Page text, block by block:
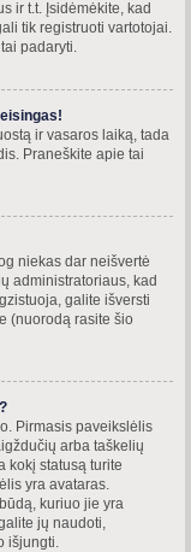
ir t.t. Įsidėmėkite, kad
tik registruoti vartotojai.
padaryti.
ir vasaros laiką, tada
Praneškite apie tai
niekas dar neišvertė
administratoriaus, kad
galite išversti
(nuorodą rasite šio
Pirmasis paveikslėlis
arba taškelių
kokį statusą turite
yra avataras.
kuriuo jie yra
jų naudoti,
išjungti.